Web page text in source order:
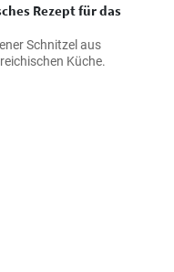
Rezept für das
Schnitzel aus
Küche.